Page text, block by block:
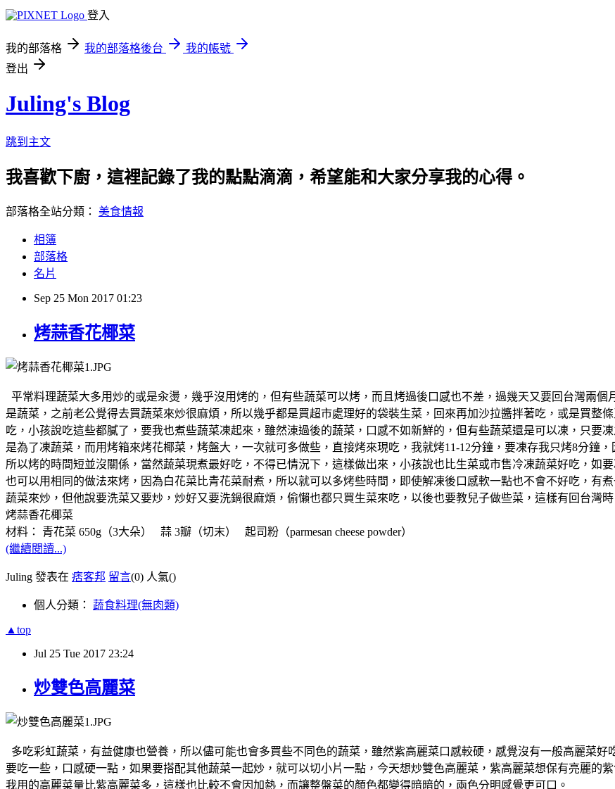
登入
我的部落格 我的部落格後台
我的帳號
登出
Juling's Blog
跳到主文
我喜歡下廚，這裡記錄了我的點點滴滴，希望能和大家分享我的心得。
部落格全站分類： 美食情報
相簿
部落格
名片
Sep 25 Mon 2017 01:23
烤蒜香花椰菜
平常料理蔬菜大多用炒的或是汆燙，幾乎沒用烤的，但有些蔬菜可以烤，而且烤過後口感也不差，過幾天又要回台灣兩
是蔬菜，之前老公覺得去買蔬菜來炒很麻煩，所以幾乎都是買超市處理好的袋裝生菜，回來再加沙拉醬拌著吃，或是買整
吃，小孩說吃這些都膩了，要我也煮些蔬菜凍起來，雖然涷過後的蔬菜，口感不如新鮮的，但有些蔬菜還是可以凍，只要
是為了凍蔬菜，而用烤箱來烤花椰菜，烤盤大，一次就可多做些，直接烤來現吃，我就烤11-12分鐘，要凍存我只烤8分鐘
所以烤的時間短並沒關係，當然蔬菜現煮最好吃，不得已情況下，這樣做出來，小孩說也比生菜或市售冷凍蔬菜好吃，如
也可以用相同的做法來烤，因為白花菜比青花菜耐煮，所以就可以多烤些時間，即使解凍後口感軟一點也不會不好吃，有
蔬菜來炒，但他說要洗菜又要炒，炒好又要洗鍋很麻煩，偷懶也都只買生菜來吃，以後也要教兒子做些菜，這樣有回台灣
烤蒜香花椰菜
材料： 青花菜 650g（3大朵） 蒜 3瓣（切末） 起司粉（parmesan cheese powder）
(繼續閱讀...)
Juling 發表在 痞客邦 留言(0) 人氣()
個人分類： 蔬食料理(無肉類)
▲top
Jul 25 Tue 2017 23:24
炒雙色高麗菜
多吃彩虹蔬菜，有益健康也營養，所以儘可能也會多買些不同色的蔬菜，雖然紫高麗菜口感較硬，感覺沒有一般高麗菜
要吃一些，口感硬一點，如果要搭配其他蔬菜一起炒，就可以切小片一點，今天想炒雙色高麗菜，紫高麗菜想保有亮麗的
我用的高麗菜量比紫高麗菜多，這樣也比較不會因加熱，而讓整盤菜的顏色都變得暗暗的，兩色分明感覺更可口。